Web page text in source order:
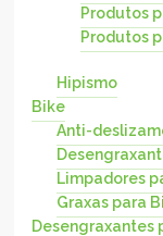
Produtos
Produtos
Hipismo
Bike
Anti-
Limpadores
Graxas para
Desengraxantes